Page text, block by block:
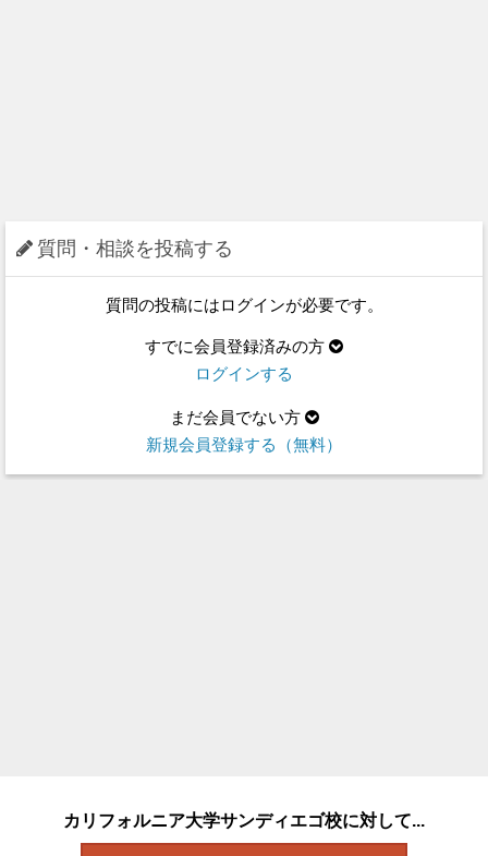
質問・相談を投稿する
質問の投稿にはログインが必要です。
すでに会員登録済みの方
ログインする
まだ会員でない方
新規会員登録する（無料）
カリフォルニア大学サンディエゴ校に対して...